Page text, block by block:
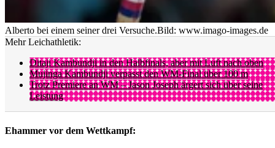
Alberto bei einem seiner drei Versuche.Bild: www.imago-images.de
Mehr Leichathletik:
Ditaji Kambundji in den Halbfinals, aber mit Luft nach oben
Mujinga Kambundji verpasst den WM-Final über 100 m
Trotz Premiere an WM – Jason Joseph ärgert sich über seine
Leistung
Ehammer vor dem Wettkampf: